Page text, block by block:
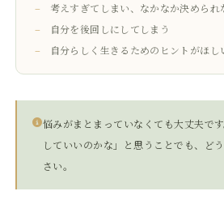
考えすぎてしまい、なかなか決められ
自分を後回しにしてしまう
自分らしく生きるためのヒントがほし
悩みがまとまっていなくても大丈夫で
していいのかな」と思うことでも、ど
さい。